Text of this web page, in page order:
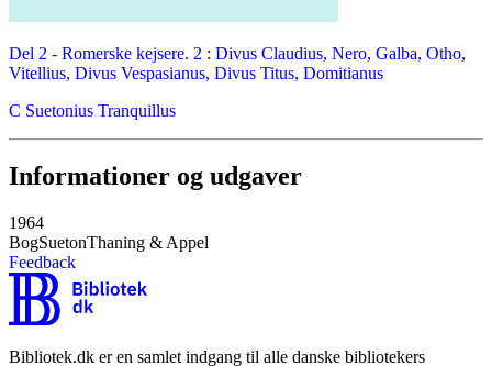
Del 2 - Romerske kejsere. 2 : Divus Claudius, Nero, Galba, Otho,
Vitellius, Divus Vespasianus, Divus Titus, Domitianus
C Suetonius Tranquillus
Informationer og udgaver
1964
BogSuetonThaning & Appel
Feedback
Bibliotek.dk er en samlet indgang til alle danske bibliotekers